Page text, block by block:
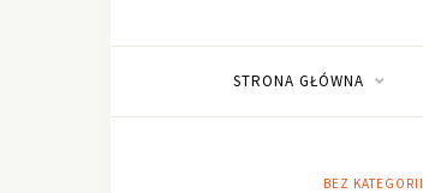
STRONA GŁÓWNA
BEZ KATEGORII